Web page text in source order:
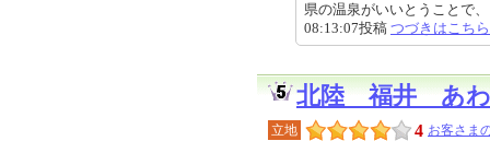
県の温泉がいいとうことで
08:13:07投稿 つづきはこちら
北陸 福井 あ
立地 4 お客さま